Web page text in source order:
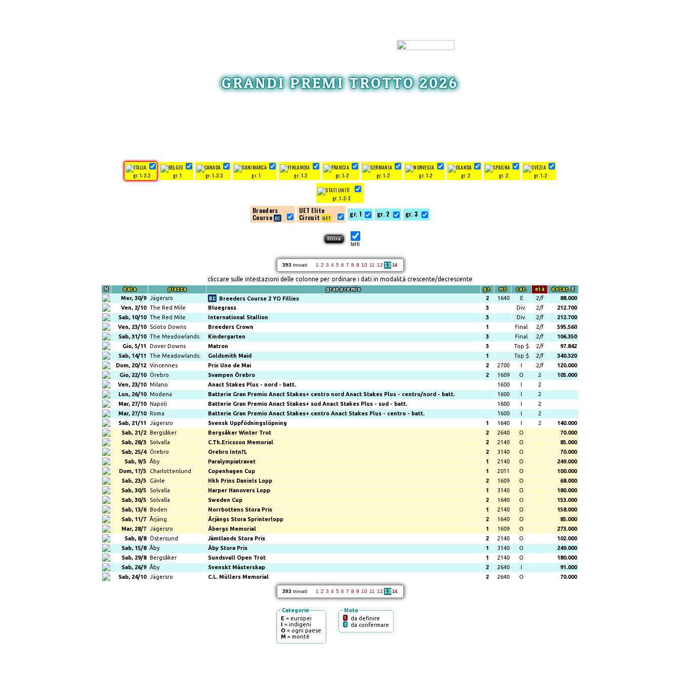
GRANDI PREMI TROTTO 2026
gr. 1-2-3 gr. 1 gr. 1-2-3 gr. 1 gr. 1-2 gr. 1-2 gr. 1-2 gr. 1-2 gr. 2 gr. 2 gr. 1-2
gr. 1-2-3
Breeders
Course
UET Elite
Circuit
gr. 1 gr. 2 gr. 3
tutti
393trovati 1 2 3 4 5 6 7 8 9 10 11 12 13 14
cliccare sulle intestazioni delle colonne per ordinare i dati in modalità crescente/decrescente
N data piazza gran premio gr. mt cat. età dotaz.€
Mer, 30/9 Jägersro Breeders Course 2 YO Fillies 2 1640 E 2/f
88.000
Ven, 2/10 The Red Mile Bluegrass 3 Div. 2/f
212.700
Sab, 10/10 The Red Mile International Stallion 3 Div. 2/f
212.700
Ven, 23/10
Scioto Downs Breeders Crown 1 Final 2/f
595.560
Sab, 31/10 The Meadowlands Kindergarten 3 Final 2/f
106.350
Gio, 5/11
Dover Downs Matron 3 Top $ 2/f
97.842
Sab, 14/11
The Meadowlands Goldsmith Maid 1 Top $ 2/f
340.320
Dom, 20/12 Vincennes Prix Une de Mai 2 2700 I 2/f
120.000
Gio, 22/10
Örebro Svampen Örebro 2 1609 O 2
105.000
Ven, 23/10 Milano Anact Stakes Plus - nord - batt. 1600 I
2
Lun, 26/10 Modena Batterie Gran Premio Anact Stakes+ centro nord Anact Stakes Plus - centro/nord - batt. 1600 I
2
Mar, 27/10 Napoli Batterie Gran Premio Anact Stakes+ sud Anact Stakes Plus - sud - batt. 1600 I
2
Mar, 27/10 Roma Batterie Gran Premio Anact Stakes+ centro Anact Stakes Plus - centro - batt. 1600 I
2
Sab, 21/11
Jägersro Svensk Uppfödningslöpning 1 1640 I 2
140.000
Sab, 21/2 Bergsåker Bergsåker Winter Trot 2 2640 O
70.000
Sab, 28/3
Solvalla C.Th.Ericsson Memorial 2 2140 O
85.000
Sab, 25/4
Örebro Orebro Intn?L 2 3140 O
70.000
Sab, 9/5 Åby Paralympiatravet 1 2140 O
249.000
Dom, 17/5
Charlottenlund Copenhagen Cup 1 2011 O
100.000
Sab, 23/5
Gävle Hkh Prins Daniels Lopp 2 1609 O
68.000
Sab, 30/5
Solvalla Harper Hanovers Lopp 1 3140 O
180.000
Sab, 30/5
Solvalla Sweden Cup 2 1640 O
153.000
Sab, 13/6 Boden Norrbottens Stora Pris 1 2140 O
158.000
Sab, 11/7 Årjäng Årjängs Stora Sprinterlopp 2 1640 O
85.000
Mar, 28/7 Jägersro Åbergs Memorial 1 1609 O
273.000
Sab, 8/8
Östersund Jämtlands Stora Pris 2 2140 O
102.000
Sab, 15/8 Åby Åby Stora Pris 1 3140 O
249.000
Sab, 29/8 Bergsåker Sundsvall Open Trot 1 2140 O
180.000
Sab, 26/9 Åby Svenskt Mästerskap 2 2640 I
91.000
Sab, 24/10 Jägersro C.L. Müllers Memorial 2 2640 O 70.000
393trovati 1 2 3 4 5 6 7 8 9 10 11 12 13 14
Categorie
E = europei
I = indigeni
O = ogni paese
M = montè
Note
1 da definire
2 da confermare